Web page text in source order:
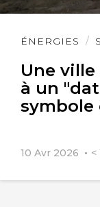
ÉNERGIES
Une
à un
symbole
10 Avr 2026 <
Lire